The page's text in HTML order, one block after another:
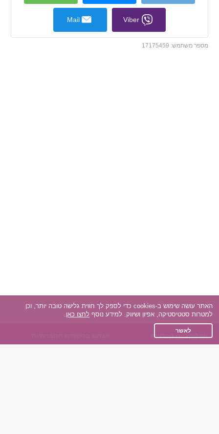
Viber
Mail
מספר משתמש: 17175459
אפליקציית הכרויות
האתר עושה שימוש ב-cookies כדי לספק לך חווית גלישה טובה יותר, וכן
למטרות סטטיסטיקה, אפיון ושיווק. למידע נוסף לחצו כאן.
לאשר